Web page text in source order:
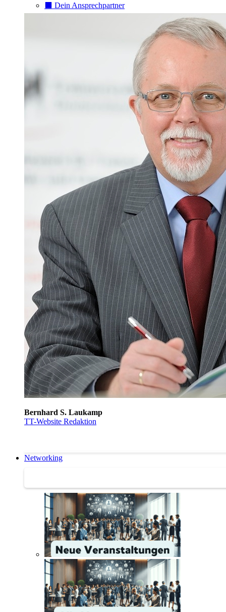
⬛️ Dein Ansprechpartner
Bernhard S. Laukamp
TT-Website Redaktion
Networking